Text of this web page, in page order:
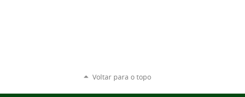
Voltar para o topo